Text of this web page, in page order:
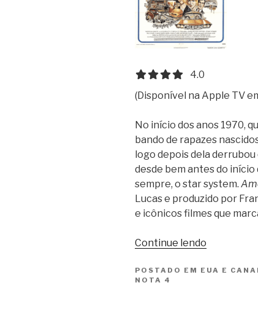
4.0 out of 5.0
4.0
(Disponível na Apple TV
No início dos anos 1970,
bando de rapazes
logo depois dela
desde bem antes do
sempre, o star system.
Lucas e produzido por
e icônicos filmes que
Continue lendo
Verão
POSTADO EM EUA E
NOTA 4